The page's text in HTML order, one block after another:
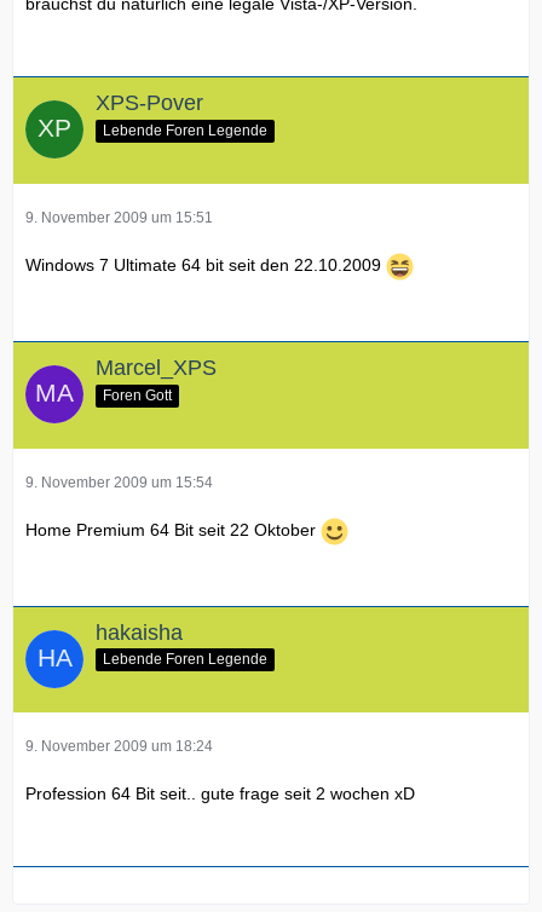
XPS-Pover
Lebende Foren Legende
9. November 2009 um 15:51
Windows 7 Ultimate 64 bit seit den 22.10.2009
Marcel_XPS
Foren Gott
9. November 2009 um 15:54
Home Premium 64 Bit seit 22 Oktober
hakaisha
Lebende Foren Legende
9. November 2009 um 18:24
Profession 64 Bit seit.. gute frage seit 2 wochen xD